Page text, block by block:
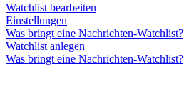
Watchlist bearbeiten
Einstellungen
Was bringt eine Nachrichten-Watchlist?
Watchlist anlegen
Was bringt eine Nachrichten-Watchlist?